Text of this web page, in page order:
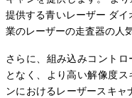
提供する青いレーザー ダ
業のレーザーの走査器の人
さらに、組み込みコント
となく、より高い解像度
ンにおけるレーザースキ